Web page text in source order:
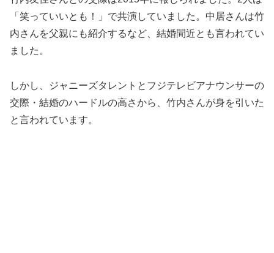
「笑っていいとも！」で共演していました。中居さんは竹
内さんを父親にも紹介するなど、結婚間近とも言われてい
ました。
しかし、ジャニーズタレントとフジテレビアナウンサーの
交際・結婚のハードルの高さから、竹内さんが身を引いた
と言われています。